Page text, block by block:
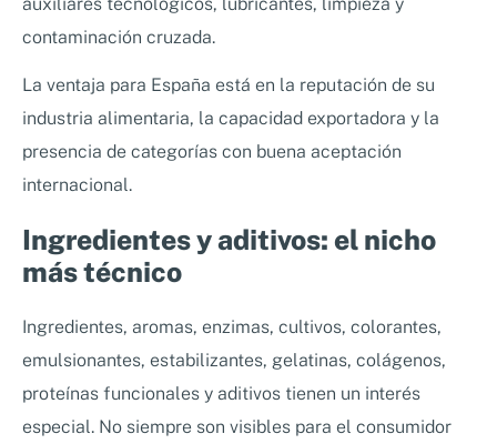
contaminación cruzada.
La ventaja para España está en la reputación de su
industria alimentaria, la capacidad exportadora y la
presencia de categorías con buena aceptación
internacional.
Ingredientes y aditivos: el nicho
más técnico
Ingredientes, aromas, enzimas, cultivos, colorantes,
emulsionantes, estabilizantes, gelatinas, colágenos,
proteínas funcionales y aditivos tienen un interés
especial. No siempre son visibles para el consumidor